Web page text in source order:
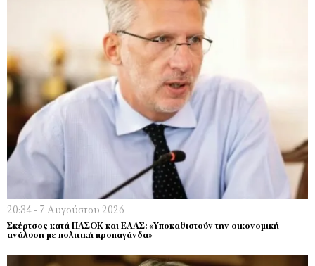
20:34 - 7 Αυγούστου 2026
Σκέρτσος κατά ΠΑΣΟΚ και ΕΛΑΣ: «Υποκαθιστούν την οικονομική
ανάλυση με πολιτική προπαγάνδα»